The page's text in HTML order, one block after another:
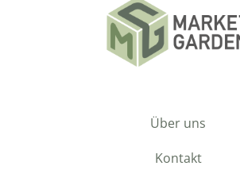
Über uns
Kontakt